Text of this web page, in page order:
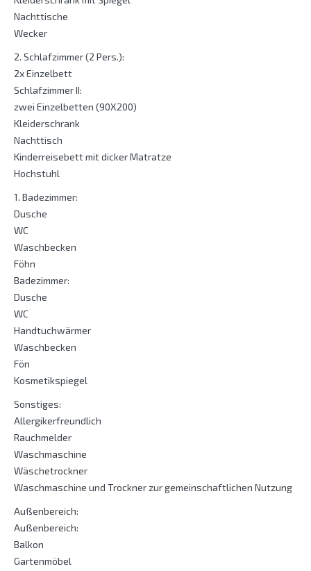
Nachttische
Wecker
2. Schlafzimmer (2 Pers.):
2x Einzelbett
Schlafzimmer II:
zwei Einzelbetten (90X200)
Kleiderschrank
Nachttisch
Kinderreisebett mit dicker Matratze
Hochstuhl
1. Badezimmer:
Dusche
WC
Waschbecken
Föhn
Badezimmer:
Dusche
WC
Handtuchwärmer
Waschbecken
Fön
Kosmetikspiegel
Sonstiges:
Allergikerfreundlich
Rauchmelder
Waschmaschine
Wäschetrockner
Waschmaschine und Trockner zur gemeinschaftlichen Nutzung
Außenbereich:
Außenbereich:
Balkon
Gartenmöbel